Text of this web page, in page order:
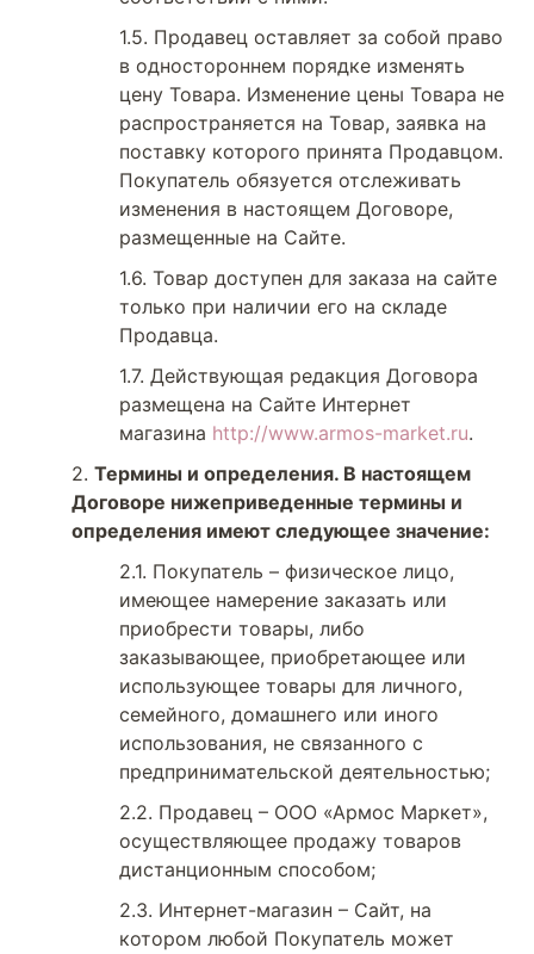
Продавец оставляет за собой право
в одностороннем порядке изменять
цену Товара. Изменение цены Товара не
распространяется на Товар, заявка на
поставку которого принята Продавцом.
Покупатель обязуется отслеживать
изменения в настоящем Договоре,
размещенные на Сайте.
Товар доступен для заказа на сайте
только при наличии его на складе
Продавца.
Действующая редакция Договора
размещена на Сайте Интернет
магазина http://www.armos-market.ru.
Термины и определения. В настоящем
Договоре нижеприведенные термины и
определения имеют следующее значение:
Покупатель – физическое лицо,
имеющее намерение заказать или
приобрести товары, либо
заказывающее, приобретающее или
использующее товары для личного,
семейного, домашнего или иного
использования, не связанного с
предпринимательской деятельностью;
Продавец – ООО «Армос Маркет»,
осуществляющее продажу товаров
дистанционным способом;
Интернет-магазин – Сайт, на
котором любой Покупатель может